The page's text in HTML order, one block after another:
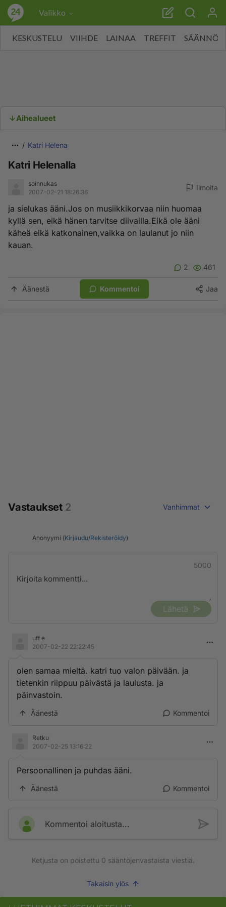
Valikko
KESKUSTELU VIIHDE LAINAA TREFFIT SÄÄNNÖT
Aihealueet
Katri Helena
Katri Helenalla
soinnukas
2007-02-21 18:26:36
Ilmoita
ja sielukas ääni.Jos on musiikkikorvaa niin huomaa
kyllä sen, eikä hänen tarvitse diivailla.Eikä ole ääni
käheä eikä katkonainen,vaikka on laulanut jo niin
kauan.
2 461
Äänestä Kommentoi Jaa
Vastaukset 2 Vanhimmat
Anonyymi (Kirjaudu/Rekisteröidy)
5000
Lähetä
uff e
2007-02-22 22:22:45
olen samaa mieltä. katri tuo valon päivään. ja
tietenkin riippuu päivästä ja laulusta. ja
päinvastoin.
Äänestä Kommentoi
Retku
2007-02-25 13:16:22
Persoonallinen ja puhdas ääni.
Äänestä Kommentoi
Kommentoi aloitusta...
Ketjusta on poistettu 0 sääntöjenvastaista viestiä.
Takaisin ylös